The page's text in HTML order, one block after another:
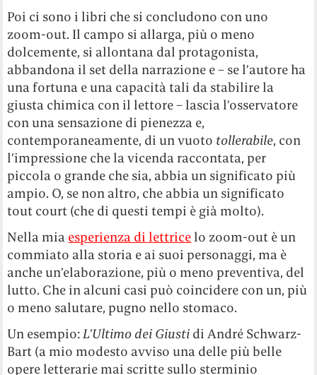
Poi ci sono i libri che si concludono con uno
zoom-out. Il campo si allarga, più o meno
dolcemente, si allontana dal protagonista,
abbandona il set della narrazione e – se l’autore ha
una fortuna e una capacità tali da stabilire la
giusta chimica con il lettore – lascia l’osservatore
con una sensazione di pienezza e,
contemporaneamente, di un vuoto tollerabile, con
l’impressione che la vicenda raccontata, per
piccola o grande che sia, abbia un significato più
ampio. O, se non altro, che abbia un significato
tout court (che di questi tempi è già molto).
Nella mia esperienza di lettrice lo zoom-out è un
commiato alla storia e ai suoi personaggi, ma è
anche un’elaborazione, più o meno preventiva, del
lutto. Che in alcuni casi può coincidere con un, più
o meno salutare, pugno nello stomaco.
Un esempio:L’Ultimo dei Giusti di André Schwarz-
Bart (a mio modesto avviso una delle più belle
opere letterarie mai scritte sullo sterminio